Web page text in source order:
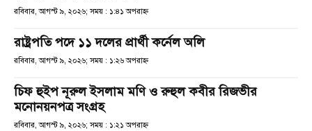
রবিবার, আগস্ট ৯, ২০২৬; সময় : ১:৪১ অপরাহ্ণ
রাষ্ট্রপতি পদে ১১ দলের প্রার্থী কর্নেল অলি
রবিবার, আগস্ট ৯, ২০২৬; সময় : ১:২৬ অপরাহ্ণ
চিফ হুইপ নূরুল ইসলাম মণি ও রুহুল কবীর রিজভীর
মনোনয়নপত্র সংগ্রহ
রবিবার, আগস্ট ৯, ২০২৬; সময় : ১:২১ অপরাহ্ণ